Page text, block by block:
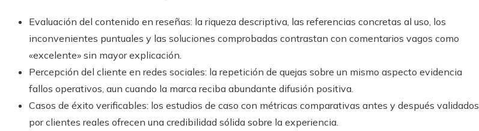
Evaluación del contenido en reseñas: la riqueza descriptiva, las referencias concretas al uso, los
inconvenientes puntuales y las soluciones comprobadas contrastan con comentarios vagos como
«excelente» sin mayor explicación.
Percepción del cliente en redes sociales: la repetición de quejas sobre un mismo aspecto evidencia
fallos operativos, aun cuando la marca reciba abundante difusión positiva.
Casos de éxito verificables: los estudios de caso con métricas comparativas antes y después validados
por clientes reales ofrecen una credibilidad sólida sobre la experiencia.